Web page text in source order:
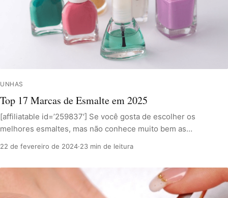
UNHAS
Top 17 Marcas de Esmalte em 2025
[affiliatable id=’259837′] Se você gosta de escolher os
melhores esmaltes, mas não conhece muito bem as…
22 de fevereiro de 2024·23 min de leitura